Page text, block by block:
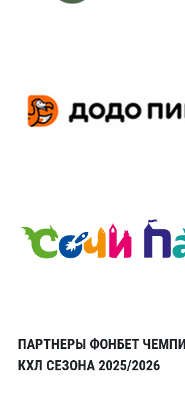
ПАРТНЕРЫ ФОНБЕТ
КХЛ СЕЗОНА 2025/2026